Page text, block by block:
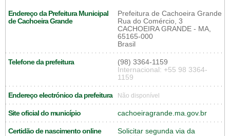
Endereço da Prefeitura Municipal
de Cachoeira Grande
Prefeitura de Cachoeira Grande
Rua do Comércio, 3
CACHOEIRA GRANDE - MA,
65165-000
Brasil
Telefone da prefeitura
(98) 3364-1159
Internacional: +55 98 3364-
1159
Endereço electrónico da prefeitura Não disponível
Site oficial do município cachoeiragrande.ma.gov.br
Certidão de nascimento online
Solicitar segunda via da